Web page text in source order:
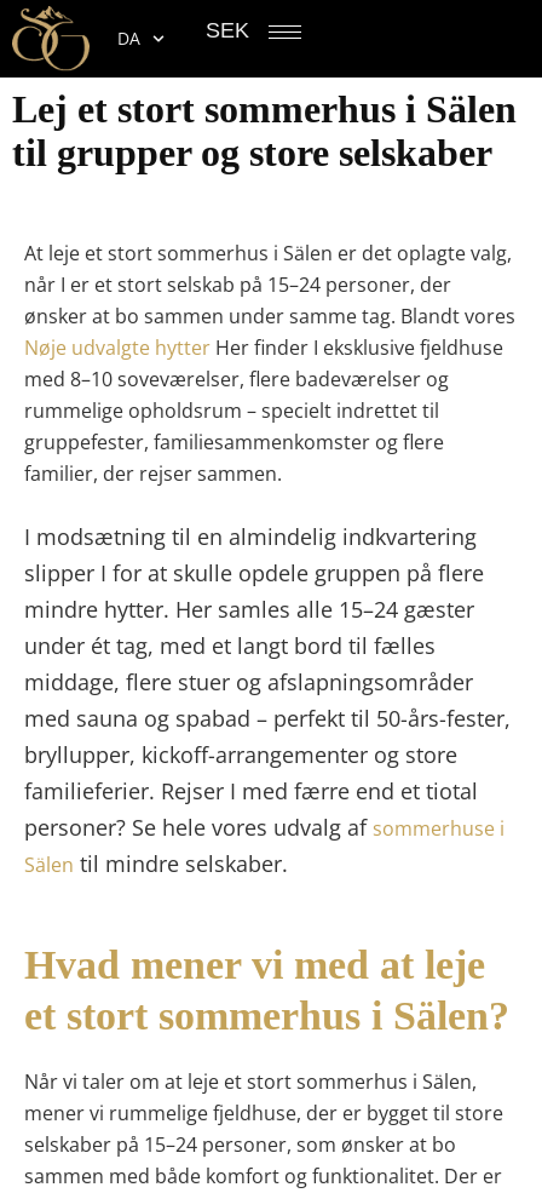
DA SEK
Lej et stort sommerhus i Sälen
til grupper og store selskaber
At leje et stort sommerhus i Sälen er det oplagte valg,
når I er et stort selskab på 15–24 personer, der
ønsker at bo sammen under samme tag. Blandt vores
Nøje udvalgte hytter Her finder I eksklusive fjeldhuse
med 8–10 soveværelser, flere badeværelser og
rummelige opholdsrum – specielt indrettet til
gruppefester, familiesammenkomster og flere
familier, der rejser sammen.
I modsætning til en almindelig indkvartering
slipper I for at skulle opdele gruppen på flere
mindre hytter. Her samles alle 15–24 gæster
under ét tag, med et langt bord til fælles
middage, flere stuer og afslapningsområder
med sauna og spabad – perfekt til 50-års-fester,
bryllupper, kickoff-arrangementer og store
familieferier. Rejser I med færre end et tiotal
personer? Se hele vores udvalg af sommerhuse i
Sälen til mindre selskaber.
Hvad mener vi med at leje
et stort sommerhus i Sälen?
Når vi taler om at leje et stort sommerhus i Sälen,
mener vi rummelige fjeldhuse, der er bygget til store
selskaber på 15–24 personer, som ønsker at bo
sammen med både komfort og funktionalitet. Der er